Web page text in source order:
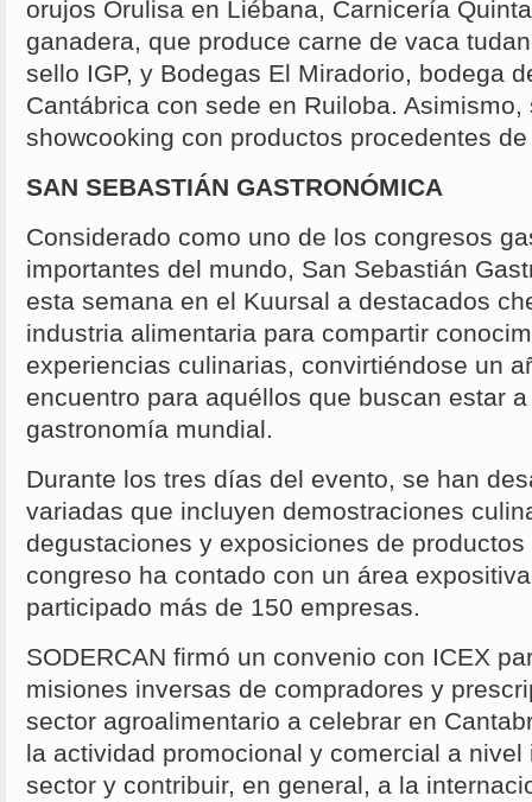
orujos Orulisa en Liébana, Carnicería
ganadera, que produce carne de vaca
sello IGP, y Bodegas El Miradorio, bodega
Cantábrica con sede en Ruiloba.
showcooking con productos procedentes
SAN SEBASTIÁN GASTRONÓMICA
Considerado como uno de los congresos
importantes del mundo, San Sebastián
esta semana en el Kuursal a destacados
industria alimentaria para compartir
experiencias culinarias, convirtiéndose un
encuentro para aquéllos que buscan estar
gastronomía mundial.
Durante los tres días del evento, se han
variadas que incluyen demostraciones
degustaciones y exposiciones de
congreso ha contado con un área
participado más de 150 empresas.
SODERCAN firmó un convenio con ICEX
misiones inversas de compradores y
sector agroalimentario a celebrar en
la actividad promocional y comercial a
sector y contribuir, en general, a la